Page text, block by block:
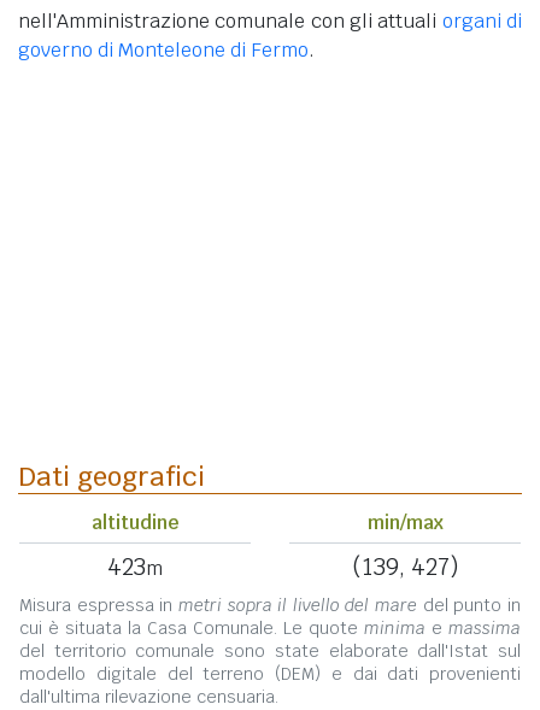
nell'Amministrazione comunale con gli attuali organi di
governo di Monteleone di Fermo.
Dati geografici
altitudine
423m
min/max
(139, 427)
Misura espressa in metri sopra il livello del mare del punto in
cui è situata la Casa Comunale. Le quote minima e massima
del territorio comunale sono state elaborate dall'Istat sul
modello digitale del terreno (DEM) e dai dati provenienti
dall'ultima rilevazione censuaria.